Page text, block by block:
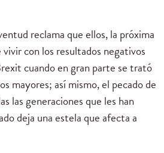
reclama que ellos, la próxima
con los resultados negativos
cuando en gran parte se trató
mayores; así mismo, el pecado de
las generaciones que les han
deja una estela que afecta a